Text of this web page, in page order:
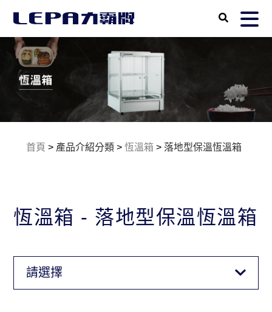
首頁 > 產品介紹分類 > 恆溫箱> 落地型保溫恆溫箱
恆溫箱 - 落地型保溫恆溫箱
請選擇